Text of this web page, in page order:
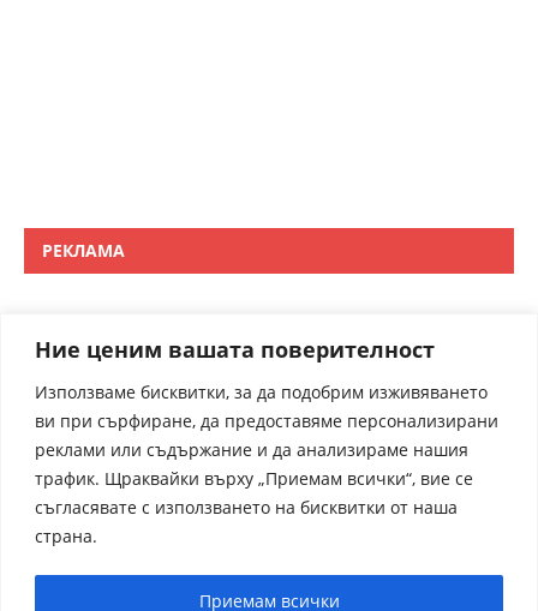
Ние ценим вашата поверителност
Използваме бисквитки, за да подобрим изживяването
ви при сърфиране, да предоставяме персонализирани
реклами или съдържание и да анализираме нашия
трафик. Щраквайки върху „Приемам всички“, вие се
съгласявате с използването на бисквитки от наша
страна.
Приемам всички
РЕКЛАМА